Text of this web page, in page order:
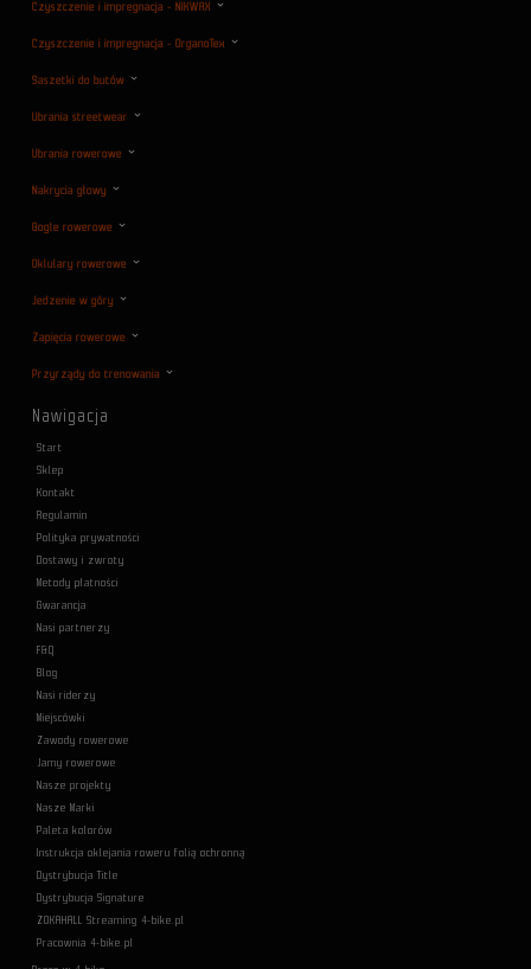
Czyszczenie i impregnacja - NIKWAX
Czyszczenie i impregnacja - OrganoTex
Saszetki do butów
Ubrania streetwear
Ubrania rowerowe
Nakrycia głowy
Gogle rowerowe
Oklulary rowerowe
Jedzenie w góry
Zapięcia rowerowe
Przyrządy do trenowania
Nawigacja
Start
Sklep
Kontakt
Regulamin
Polityka prywatności
Dostawy i zwroty
Metody płatności
Gwarancja
Nasi partnerzy
F&Q
Blog
Nasi riderzy
Miejscówki
Zawody rowerowe
Jamy rowerowe
Nasze projekty
Nasze Marki
Paleta kolorów
Instrukcja oklejania roweru folią ochronną
Dystrybucja Title
Dystrybucja Signature
ZOKAHALL Streaming 4-bike.pl
Pracownia 4-bike.pl